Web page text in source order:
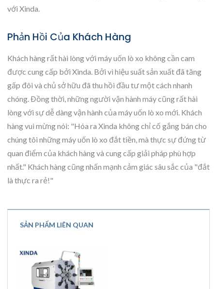
với Xinda.
Phản Hồi Của Khách Hàng
Khách hàng rất hài lòng với máy uốn lò xo không cần cam
được cung cấp bởi Xinda. Bởi vì hiệu suất sản xuất đã tăng
gấp đôi và chủ sở hữu đã thu hồi đầu tư một cách nhanh
chóng. Đồng thời, những người vận hành máy cũng rất hài
lòng với sự dễ dàng vận hành của máy uốn lò xo mới. Khách
hàng vui mừng nói: "Hóa ra Xinda không chỉ cố gắng bán cho
chúng tôi những máy uốn lò xo đắt tiền, mà thực sự đứng từ
quan điểm của khách hàng và cung cấp giải pháp phù hợp
nhất." Khách hàng cũng nhấn mạnh cảm giác sâu sắc của "đắt
là thực ra rẻ!"
SẢN PHẨM LIÊN QUAN